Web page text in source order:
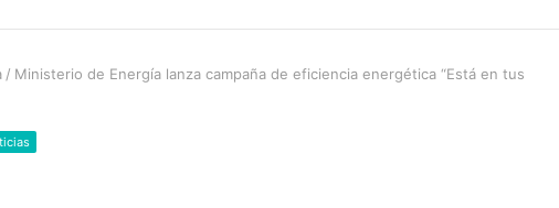
/ Ministerio de Energía lanza campaña de eficiencia energética “Está en tus